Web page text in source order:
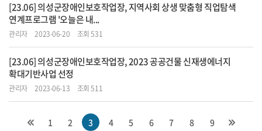
[23.06] 의성군장애인보호작업장, 지역사회 상생 맞춤형 직업탐색
연계프로그램 '오늘은 내...
관리자 2023-06-20 조회 531
[23.06] 의성군장애인보호작업장, 2023 공공건물 신재생에너지
확대기반사업 선정
관리자 2023-06-13 조회 511
1 2 3 4 5 6 7 8 9